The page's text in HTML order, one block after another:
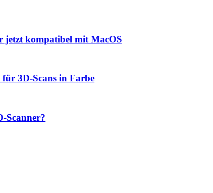
jetzt kompatibel mit MacOS
3D-Scans in Farbe
Scanner?